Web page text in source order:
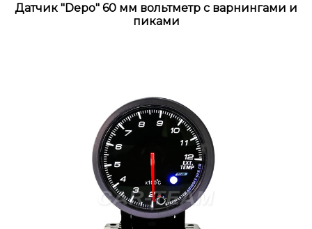
Датчик "Depo" 60 мм вольтметр с варнингами и
пиками